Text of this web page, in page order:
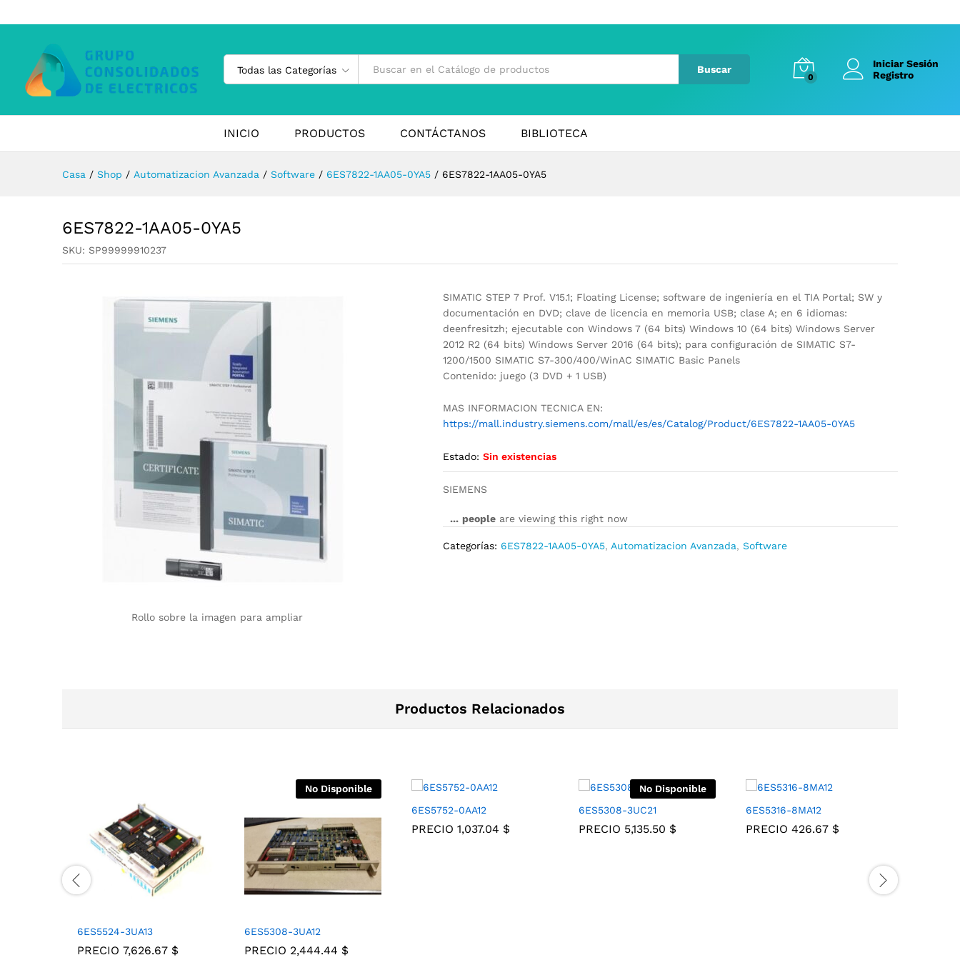
Todas las Categorías Buscar
0
Iniciar Sesión
Registro
INICIO PRODUCTOS CONTÁCTANOS BIBLIOTECA
Casa / Shop / Automatizacion Avanzada / Software / 6ES7822-1AA05-0YA5 / 6ES7822-1AA05-0YA5
6ES7822-1AA05-0YA5
SKU: SP99999910237
Rollo sobre la imagen para ampliar
SIMATIC STEP 7 Prof. V15.1; Floating License; software de ingeniería en el TIA Portal; SW y
documentación en DVD; clave de licencia en memoria USB; clase A; en 6 idiomas:
deenfresitzh; ejecutable con Windows 7 (64 bits) Windows 10 (64 bits) Windows Server
2012 R2 (64 bits) Windows Server 2016 (64 bits); para configuración de SIMATIC S7-
1200/1500 SIMATIC S7-300/400/WinAC SIMATIC Basic Panels
Contenido: juego (3 DVD + 1 USB)
MAS INFORMACION TECNICA EN:
https://mall.industry.siemens.com/mall/es/es/Catalog/Product/6ES7822-1AA05-0YA5
Estado: Sin existencias
SIEMENS
... people are viewing this right now
Categorías: 6ES7822-1AA05-0YA5, Automatizacion Avanzada,Software
Productos Relacionados
6ES5524-3UA13
PRECIO 7,626.67 $
No Disponible
6ES5308-3UA12
PRECIO 2,444.44 $
6ES5752-0AA12
PRECIO 1,037.04 $
No Disponible
6ES5308-3UC21
PRECIO 5,135.50 $
6ES5316-8MA12
PRECIO 426.67 $